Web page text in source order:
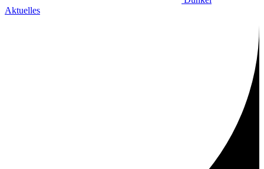
Aktuelles